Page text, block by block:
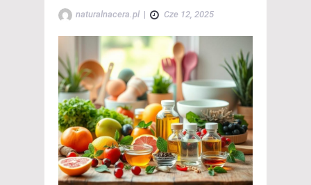
naturalnacera.pl | Cze 12, 2025